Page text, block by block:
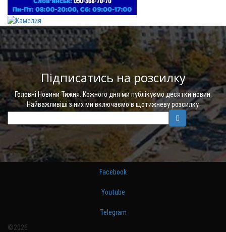
Підписатись на розсилку
Головні Новини Тижня. Кожного дня ми публікуємо десятки новин.
Найважливіші з них ми включаємо в щотижневу розсилку.
Facebook
Youtube
Telegram
©2026